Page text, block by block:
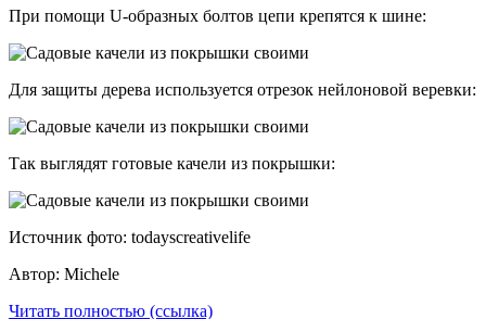
При помощи U-образных болтов цепи крепятся к шине:
Для защиты дерева используется отрезок нейлоновой веревки:
Так выглядят готовые качели из покрышки:
Источник фото: todayscreativelife
Автор: Michele
Читать полностью (ссылка)